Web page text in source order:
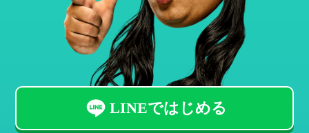
LINEではじめる